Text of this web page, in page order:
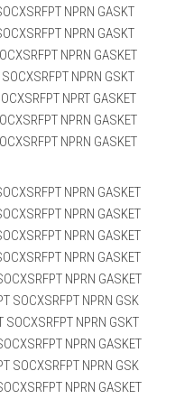
NPRN GASKT
NPRN GASKT
NPRN GASKET
NPRN GSKT
NPRT GASKET
NPRN GASKET
NPRN GASKET
NPRN GASKET
NPRN GASKET
NPRN GASKET
NPRN GASKET
NPRN GASKET
SOCXSRFPT NPRN GSK
NPRN GSKT
NPRN GASKET
SOCXSRFPT NPRN GSK
NPRN GASKET